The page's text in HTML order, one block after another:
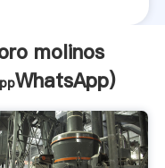
molinos
WhatsApp)